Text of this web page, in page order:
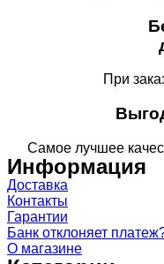
При
Самое лучшее
Информация
Доставка
Контакты
Гарантии
Банк отклоняет
О магазине